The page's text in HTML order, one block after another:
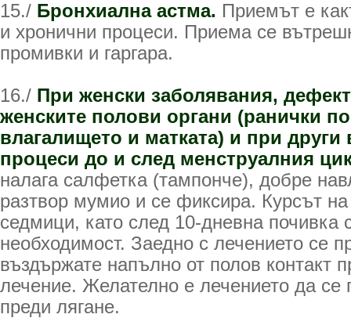
15./ Бронхиална астма. Приемът е
и хронични процеси. Приема се
промивки и гаргара.
16./ При женски заболявания,
женските полови органи (ранички
влагалището и матката) и при други
процеси до и след менструалния
налага салфетка (тампонче), добре
разтвор мумио и се фиксира. Курсът
седмици, като след 10-дневна почивка
необходимост. Заедно с лечението се
въздържате напълно от полов контакт
лечение. Желателно е лечението да се
преди лягане.